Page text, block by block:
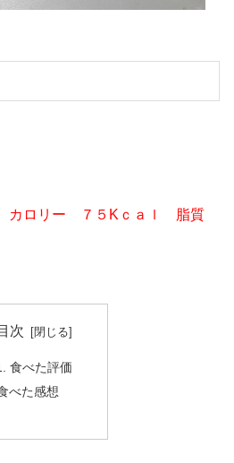
カロリー ７５Kｃａｌ 脂質
次
食べた評価
べた感想